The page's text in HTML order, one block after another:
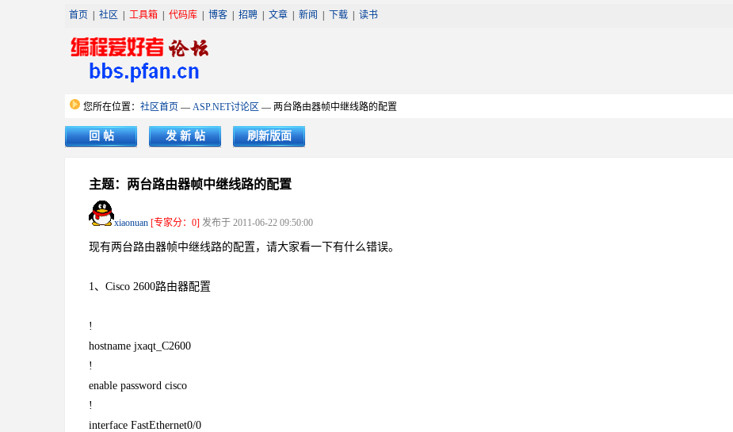
首页 社区 工具箱 代码库 博客 招聘 文章 新闻 下载 读书
您所在位置： 社区首页 — ASP.NET讨论区 — 两台路由器帧中继线路的配置
回 帖 发 新 帖 刷新版面
主题：两台路由器帧中继线路的配置
xiaonuan [专家分：0] 发布于 2011-06-22 09:50:00
现有两台路由器帧中继线路的配置，请大家看一下有什么错误。
1、Cisco 2600路由器配置
!
hostname jxaqt_C2600
!
enable password cisco
!
interface FastEthernet0/0